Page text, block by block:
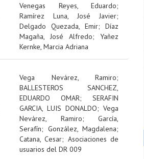
Venegas Reyes, Eduardo;
Ramírez Luna, José Javier;
Delgado Quezada, Emir; Díaz
Magaña, José Alfredo; Yañez
Kernke, Marcia Adriana
Vega Nevárez, Ramiro;
BALLESTEROS SANCHEZ,
EDUARDO OMAR; SERAFIN
GARCIA, LUIS DONALDO; Vega
Nevárez, Ramiro; García,
Serafín; González, Magdalena;
Catana, Cesar; Asociaciones de
usuarios del DR 009